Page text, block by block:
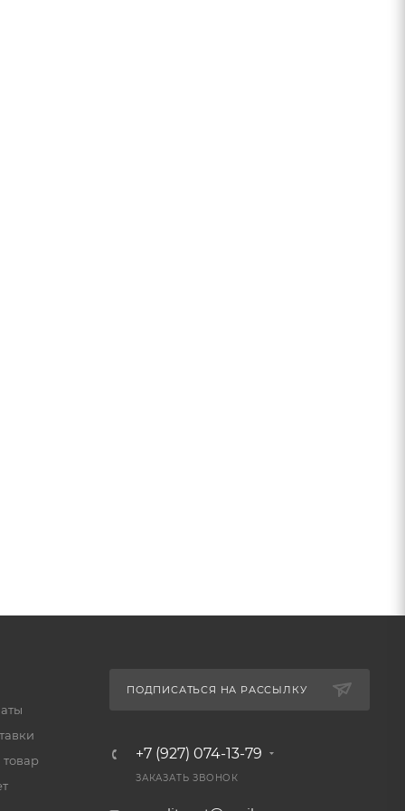
ПОДПИСАТЬСЯ НА РАССЫЛКУ
+7 (927) 074-13-79
ЗАКАЗАТЬ ЗВОНОК